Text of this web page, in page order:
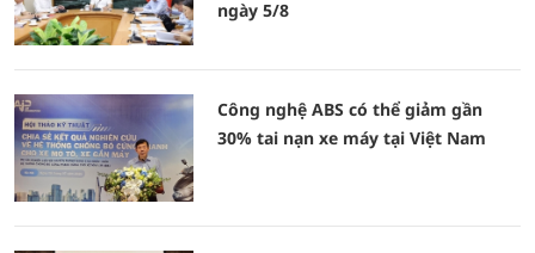
ngày 5/8
Công nghệ ABS có thể giảm gần
30% tai nạn xe máy tại Việt Nam